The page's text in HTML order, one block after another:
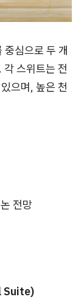
심으로 두 개
스위트는 전
으며, 높은 천
전망
Suite)